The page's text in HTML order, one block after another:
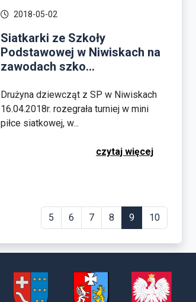
2018-05-02
Siatkarki ze Szkoły
Podstawowej w Niwiskach na
zawodach szko...
Drużyna dziewcząt z SP w Niwiskach
16.04.2018r. rozegrała turniej w mini
piłce siatkowej, w...
czytaj więcej
5 6 7 8 9 10